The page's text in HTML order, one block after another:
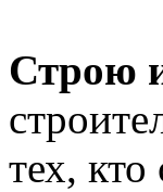
Строю
тех,